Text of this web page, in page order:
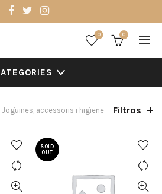
0 0
Joguines, accessoris i higiene Filtros
SOLD
OUT